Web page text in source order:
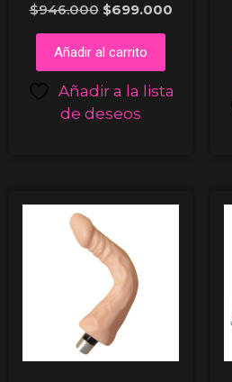
$946.000 $699.000
Añadir al carrito
Añadir a la lista
de deseos